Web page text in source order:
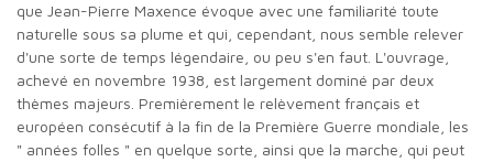
que Jean-Pierre Maxence évoque avec une familiarité toute
naturelle sous sa plume et qui, cependant, nous semble relever
d'une sorte de temps légendaire, ou peu s'en faut. L'ouvrage,
achevé en novembre 1938, est largement dominé par deux
thèmes majeurs. Premièrement le relèvement français et
européen consécutif à la fin de la Première Guerre mondiale, les
" années folles " en quelque sorte, ainsi que la marche, qui peut